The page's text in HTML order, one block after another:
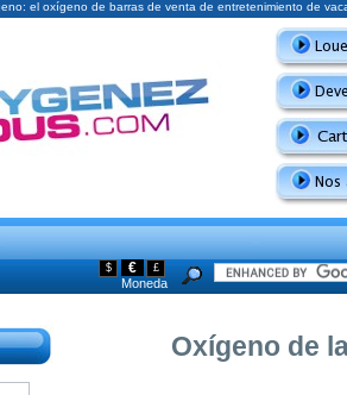
el oxígeno de barras de venta de entretenimiento de
$ € £
Moneda
Oxígeno de